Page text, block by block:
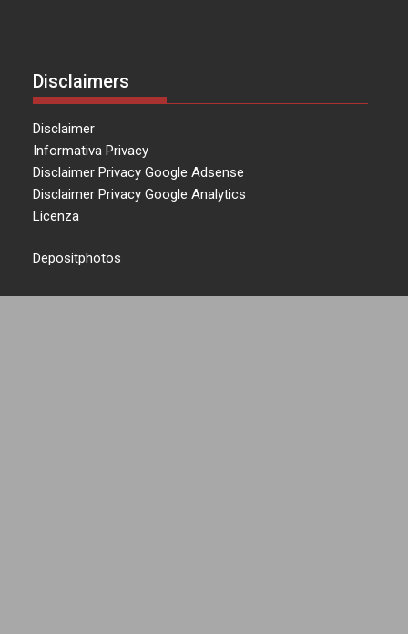
Disclaimers
Disclaimer
Informativa Privacy
Disclaimer Privacy Google Adsense
Disclaimer Privacy Google Analytics
Licenza
Depositphotos